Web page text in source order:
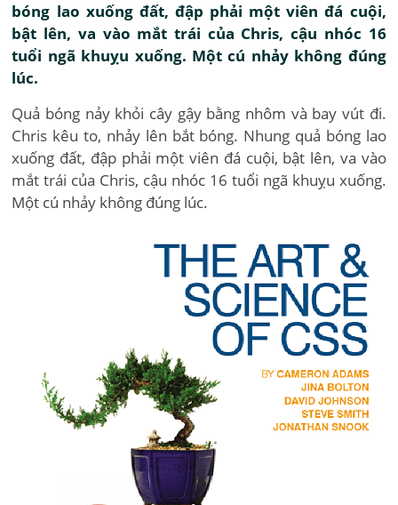
bóng lao xuống đất, đập phải một viên đá cuội,
bật lên, va vào mắt trái của Chris, cậu nhóc 16
tuổi ngã khuỵu xuống. Một cú nhảy không đúng
lúc.
Quả bóng nảy khỏi cây gậy bằng nhôm và bay vút đi.
Chris kêu to, nhảy lên bắt bóng. Nhung quả bóng lao
xuống đất, đập phải một viên đá cuội, bật lên, va vào
mắt trái của Chris, cậu nhóc 16 tuổi ngã khuỵu xuống.
Một cú nhảy không đúng lúc.